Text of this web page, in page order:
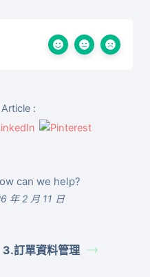
:
can we help?
年 2 月 11 日
3.訂單資料管理